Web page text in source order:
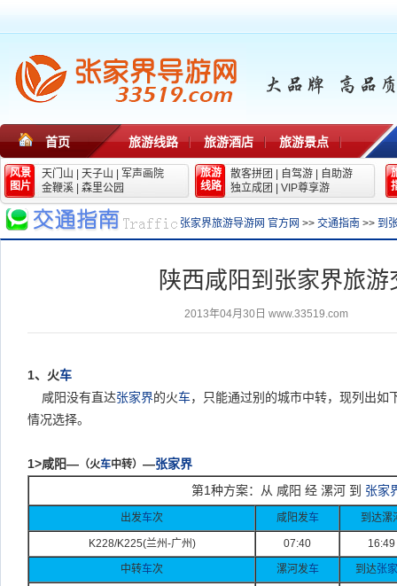
首页 旅游线路 旅游酒店 旅游景点
风景
图片
天门山 天子山
军声画院
金鞭溪
森里公园
旅游
线路
散客拼团 自驾游
自助游
独立成团
VIP尊享游
张家界旅游导游网 官方网 >> 交通指南 >> 到
陕西咸阳到张家界旅游
2013年04月30日 www.33519.com
1、火车
咸阳没有直达张家界的火车，只能通过别的城市中转，现列出如
情况选择。
1>咸阳— （火车中转） —张家界
第1种方案：从 咸阳 经 漯河 到 张家
出发车次 咸阳发车 到达漯
K228/K225(兰州-广州) 07:40 16:49
中转车次 漯河发车 到达张